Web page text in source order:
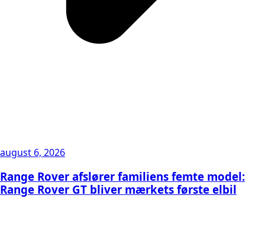
august 6, 2026
Range Rover afslører familiens femte model:
Range Rover GT bliver mærkets første elbil